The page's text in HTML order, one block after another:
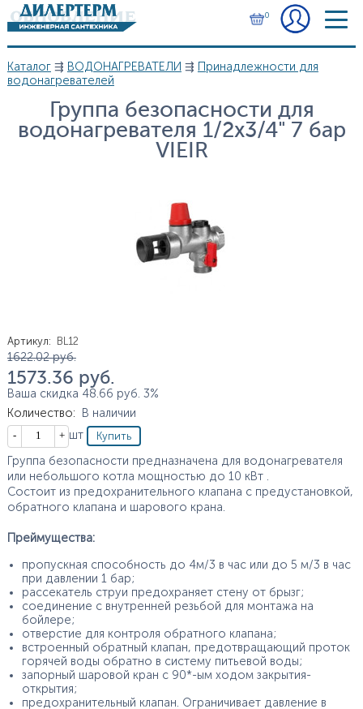
Перейти к основному содержанию
0
Вы здесь
Каталог⇶ ВОДОНАГРЕВАТЕЛИ ⇶ Принадлежности для
водонагревателей
Группа безопасности для
водонагревателя 1/2x3/4" 7 бар
VIEIR
Артикул: BL12
Цена
1 622.02 руб.
1 573.36 руб.
Ваша скидка 48.66 руб. 3%
Количество:
В наличии
Кол-во
шт
Группа безопасности предназначена для водонагревателя
или небольшого котла мощностью до 10 кВт .
Состоит из предохранительного клапана с предустановкой,
обратного клапана и шарового крана.
Преймущества:
пропускная способность до 4м/3 в час или до 5 м/3 в час
при давлении 1 бар;
рассекатель струи предохраняет стену от брызг;
соединение с внутренней резьбой для монтажа на
бойлере;
отверстие для контроля обратного клапана;
встроенный обратный клапан, предотвращающий проток
горячей воды обратно в систему питьевой воды;
запорный шаровой кран с 90*-ым ходом закрытия-
открытия;
предохранительный клапан. Ограничивает давление в